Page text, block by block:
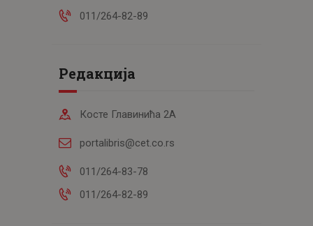
011/264-82-89
Редакција
Косте Главинића 2А
portalibris@cet.co.rs
011/264-83-78
011/264-82-89